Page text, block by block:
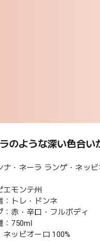
のような深い色合
ナ・ネーラ ランゲ・ネッビ
エモンテ州
：トレ・ドンネ
：赤・辛口・フルボディ
：750ml
ネッビオーロ 100%